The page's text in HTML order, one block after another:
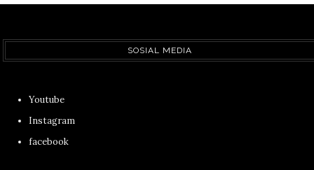
SOSIAL MEDIA
Youtube
Instagram
facebook